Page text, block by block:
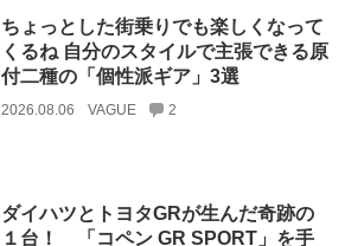
ちょっとした街乗りでも楽しくなって
くるね 自分のスタイルで主張できる原
付二種の「個性派ギア」3選
2026.08.06 VAGUE 2
ダイハツとトヨタGRが生んだ奇跡の
１台！ 「コペン GR SPORT」を手